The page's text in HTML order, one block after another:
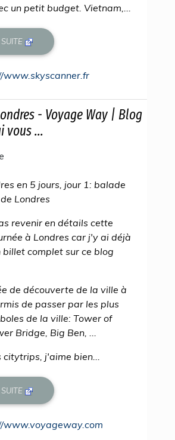
un petit budget. Vietnam,...
www.skyscanner.fr
- Voyage Way | Blog
vous ...
en 5 jours, jour 1: balade
Londres
revenir en détails cette
à Londres car j'y ai déjà
billet complet sur ce blog
de découverte de la ville à
de passer par les plus
de la ville: Tower of
Bridge, Big Ben, ...
citytrips, j'aime bien...
www.voyageway.com